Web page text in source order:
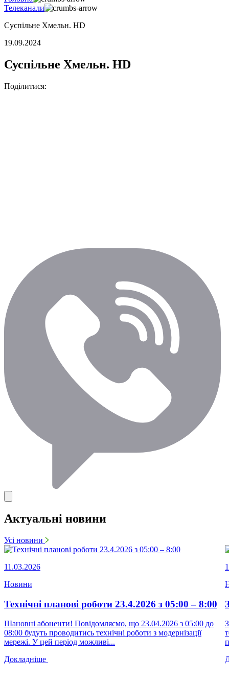
Телеканали
Суспільне Хмельн. HD
19.09.2024
Суспільне Хмельн. HD
Поділитися:
Актуальні новини
Усі новини
11.03.2026
Новини
Технічні планові роботи 23.4.2026 з 05:00 – 8:00
Шановні абоненти! Повідомляємо, що 23.04.2026 з 05:00 до
08:00 будуть проводитись технічні роботи з модернізації
мережі. У цей період можливі...
Докладніше